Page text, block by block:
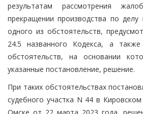
результатам рассмотрения
прекращении производства по
одного из обстоятельств,
24.5 названного Кодекса, а также
обстоятельств, на основании
указанные постановление, решение.
При таких обстоятельствах
судебного участка N 44 в